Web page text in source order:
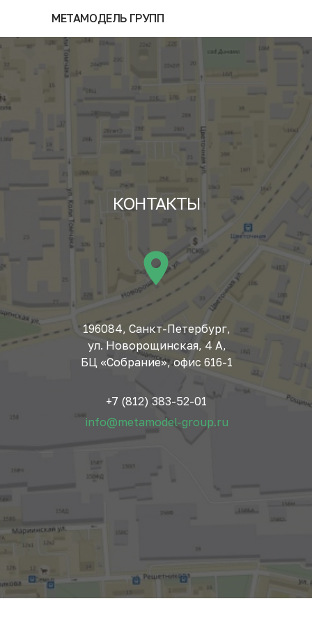
МЕТАМОДЕЛЬ ГРУПП
КОНТАКТЫ
info@metamodel-group.ru
+7 (812) 383-52-01
196084, Санкт-Петербург,
ул. Новорощинская, 4 А,
БЦ «Собрание», офис 616-1